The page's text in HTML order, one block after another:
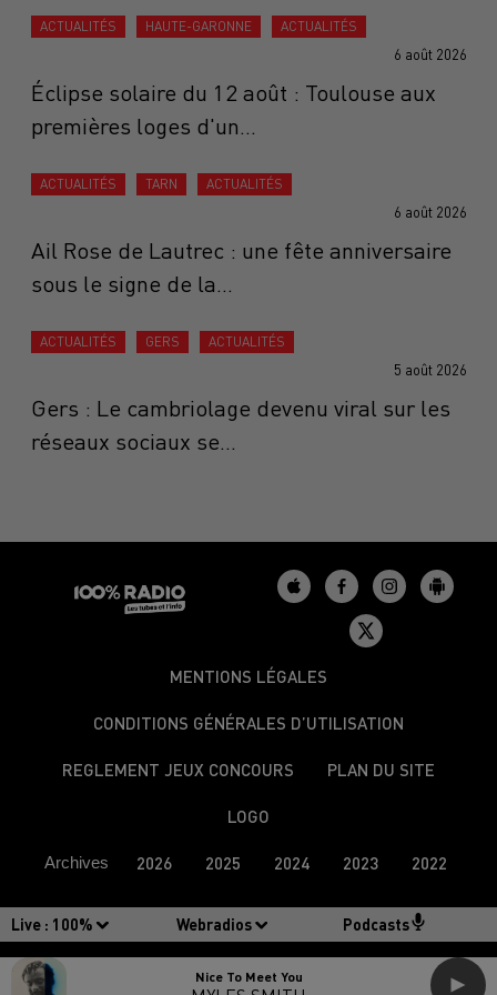
Live : 100% Webradios Podcasts
Nice To Meet You
ACTUALITÉS HAUTE-GARONNE ACTUALITÉS
6 août 2026
Éclipse solaire du 12 août : Toulouse aux
premières loges d'un...
ACTUALITÉS TARN ACTUALITÉS
6 août 2026
Ail Rose de Lautrec : une fête anniversaire
sous le signe de la...
ACTUALITÉS GERS ACTUALITÉS
5 août 2026
Gers : Le cambriolage devenu viral sur les
réseaux sociaux se...
MENTIONS LÉGALES
CONDITIONS GÉNÉRALES D’UTILISATION
REGLEMENT JEUX CONCOURS PLAN DU SITE
LOGO
Archives 2026 2025 2024 2023 2022